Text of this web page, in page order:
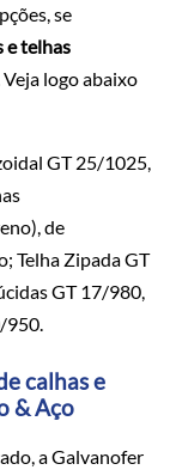
se
e telhas
logo abaixo
GT 25/1025,
de
Telha Zipada GT
GT 17/980,
950.
calhas e
& Aço
a Galvanofer